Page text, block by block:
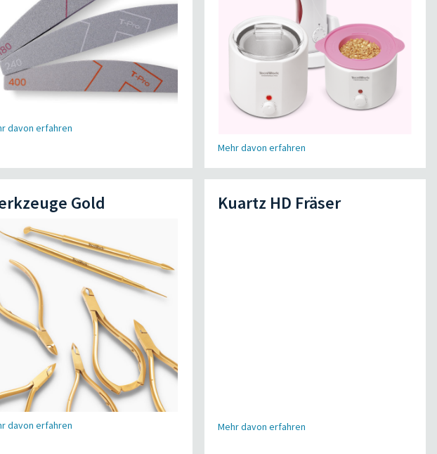
davon erfahren
Mehr davon erfahren
Gold
davon erfahren
Kuartz HD Fräser
Mehr davon erfahren